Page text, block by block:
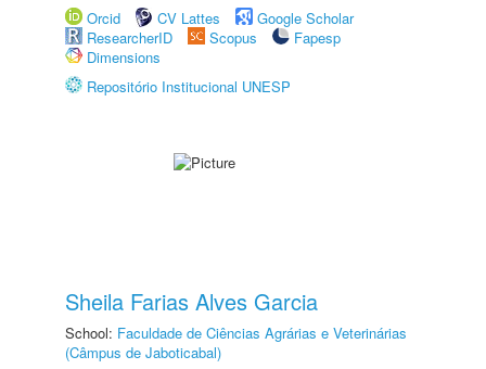
Orcid
CV Lattes
Google Scholar
ResearcherID
Scopus
Fapesp
Dimensions
Repositório Institucional UNESP
Sheila Farias Alves Garcia
School: Faculdade de Ciências Agrárias e Veterinárias
(Câmpus de Jaboticabal)